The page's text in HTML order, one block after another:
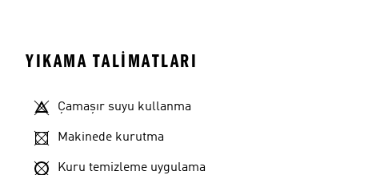
YIKAMA TALIMATLARI
Çamaşır suyu kullanma
Makinede kurutma
Kuru temizleme uygulama